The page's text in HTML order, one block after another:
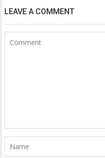
LEAVE A COMMENT